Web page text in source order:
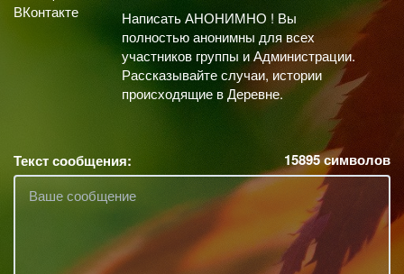
Написать АНОНИМНО ! Вы
полностью анонимны для всех
участников группы и Администрации.
Рассказывайте случаи, истории
происходящие в Деревне.
Текст сообщения: 15895символов